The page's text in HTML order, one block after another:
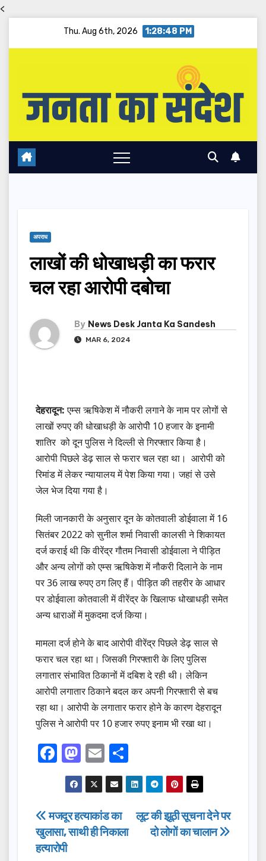
<
Thu. Aug 6th, 2026 1:28:49 PM
अपराध
लाखों की धोखाधड़ी का फरार
चल रहा आरोपी दबोचा
By News Desk Janta Ka Sandesh
MAR 6, 2024
देहरादून:एम्स ऋषिकेश में नौकरी लगाने के नाम पर लोगों से
लाखों रुपए की धोखाधड़ी के आरोपीे 10 हजार के इनामी
शातिर को दून पुलिस ने दिल्ली से गिरफ्तार किया है।
आरोपी पिछले डेढ़ साल से फरार चल रहा था। आरोपी को
रिमांड में लेकर न्यायालय में पेश किया गया। जहां से उसे
जेल भेज दिया गया है।
मिली जानकारी के अनुसार दून के कोतवाली डोईवाला में 16
सितंबर 2022 को सुनील शर्मा निवासी कालसी ने शिकायत
दर्ज कराई थी कि वीरेंद्र गौतम निवासी डोईवाला ने पीड़ित
और अन्य लोगों को एम्स ऋषिकेश में नौकरी दिलाने के नाम
पर 36 लाख रुपए ठग लिए हैं। पीड़ित की तहरीर के आधार
पर डोईवाला कोतवाली में वीरेंद्र के खिलाफ धोखाधड़ी समेत
अन्य धाराओं में मुकदमा दर्ज किया।
मामला दर्ज होने के बाद आरोपी वीरेंद्र पिछले डेढ़ साल से
फरार चल रहा था। जिसकी गिरफ्तारी के लिए पुलिस
लगातार संभावित ठिकानों में दबिश दे रही थी। लेकिन
आरोपी लगातार ठिकाने बदल कर अपनी गिरफ्तारी से बच
रहा था। आरोपी के लगातार फरार होने के कारण देहरादून
पुलिस ने आरोपी पर 10 हजार रुपए इनाम भी रखा था।
F
a
c
e
b
o
M
a
st
o
d
E
m
ail
h
ar
e
Post
navigation
लूट की झूठी सूचना देने पर
दो लोगों का चालान
मजदूर हत्याकांड का
खुलासा, साथी ही निकाला
हत्यारोपी